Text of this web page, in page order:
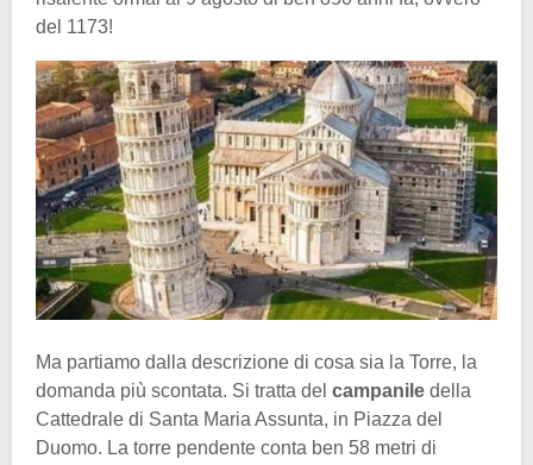
del 1173!
Ma partiamo dalla descrizione di cosa sia la Torre, la
domanda più scontata. Si tratta del campanile della
Cattedrale di Santa Maria Assunta, in Piazza del
Duomo. La torre pendente conta ben 58 metri di